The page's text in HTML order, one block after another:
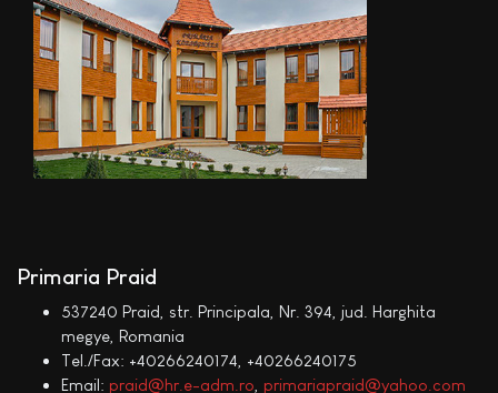
Primaria Praid
537240 Praid, str. Principala, Nr. 394, jud. Harghita
megye, Romania
Tel./Fax: +40266240174, +40266240175
Email: praid@hr.e-adm.ro primariapraid@yahoo.com